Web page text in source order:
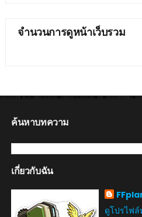
จำนวนการดูหน้าเว็บรวม
ค้นหาบทความ
เกี่ยวกับฉัน
ดูโปรไฟ